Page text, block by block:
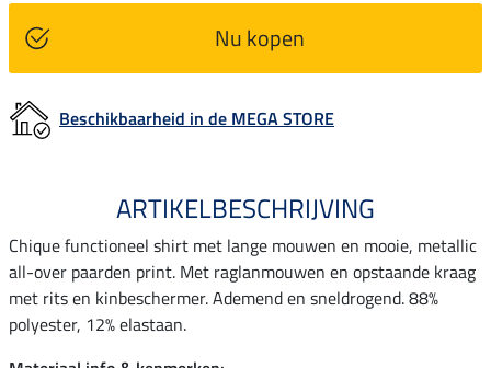
Nu kopen
Beschikbaarheid in de MEGA STORE
ARTIKELBESCHRIJVING
Chique functioneel shirt met lange mouwen en mooie, metallic
all-over paarden print. Met raglanmouwen en opstaande kraag
met rits en kinbeschermer. Ademend en sneldrogend. 88%
polyester, 12% elastaan.